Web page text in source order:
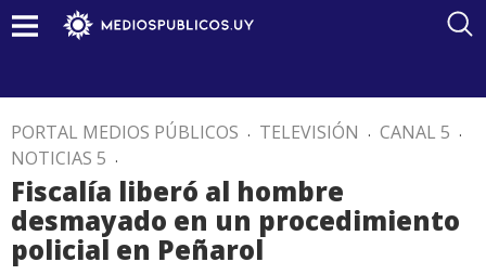
PORTAL MEDIOS PÚBLICOS . TELEVISIÓN . CANAL 5 .
NOTICIAS 5 .
Fiscalía liberó al hombre
desmayado en un procedimiento
policial en Peñarol